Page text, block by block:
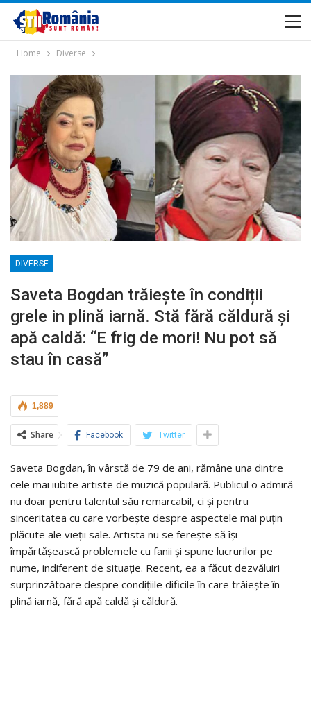
Home Diverse
DIVERSE
Saveta Bogdan trăiește în condiții
grele in plină iarnă. Stă fără căldură și
apă caldă: “E frig de mori! Nu pot să
stau în casă”
1,889
Share Facebook Twitter
Saveta Bogdan, în vârstă de 79 de ani, rămâne una dintre
cele mai iubite artiste de muzică populară. Publicul o admiră
nu doar pentru talentul său remarcabil, ci și pentru
sinceritatea cu care vorbește despre aspectele mai puțin
plăcute ale vieții sale. Artista nu se ferește să își
împărtășească problemele cu fanii și spune lucrurilor pe
nume, indiferent de situație. Recent, ea a făcut dezvăluiri
surprinzătoare despre condițiile dificile în care trăiește în
plină iarnă, fără apă caldă și căldură.